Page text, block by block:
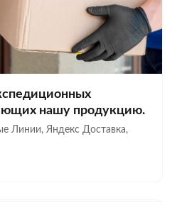
нашу продукцию.
Линии, Яндекс Доставка,